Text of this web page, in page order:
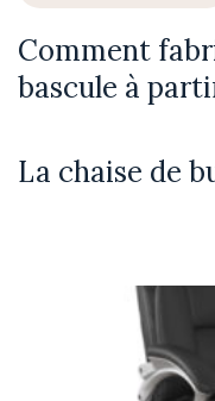
Comment
bascule à
La chaise de